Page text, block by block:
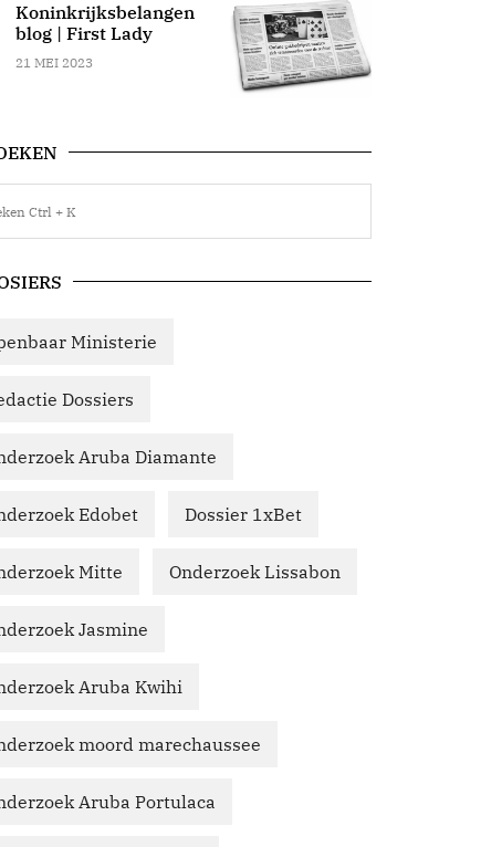
Koninkrijksbelangen
blog | First Lady
21 MEI 2023
Ministerie
Dossiers
Aruba Diamante
Edobet Dossier 1xBet
Mitte Onderzoek Lissabon
Jasmine
Aruba Kwihi
moord marechaussee
Aruba Portulaca